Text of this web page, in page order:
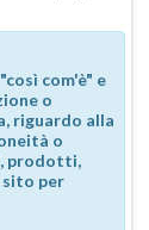
com'è" e
o
riguardo alla
o
prodotti,
sito per